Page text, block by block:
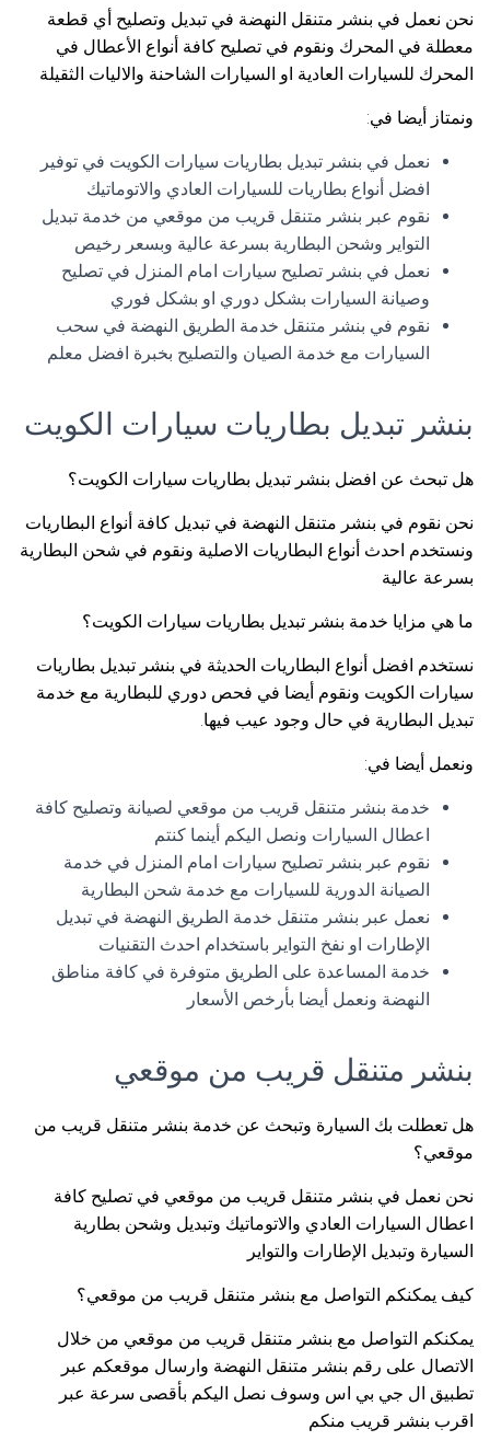
نحن نعمل في بنشر متنقل النهضة في تبديل وتصليح أي قطعة
معطلة في المحرك ونقوم في تصليح كافة أنواع الأعطال في
المحرك للسيارات العادية او السيارات الشاحنة والاليات الثقيلة
ونمتاز أيضا في:
نعمل في بنشر تبديل بطاريات سيارات الكويت في توفير
افضل أنواع بطاريات للسيارات العادي والاتوماتيك
نقوم عبر بنشر متنقل قريب من موقعي من خدمة تبديل
التواير وشحن البطارية بسرعة عالية وبسعر رخيص
نعمل في بنشر تصليح سيارات امام المنزل في تصليح
وصيانة السيارات بشكل دوري او بشكل فوري
نقوم في بنشر متنقل خدمة الطريق النهضة في سحب
السيارات مع خدمة الصيان والتصليح بخبرة افضل معلم
بنشر تبديل بطاريات سيارات الكويت
هل تبحث عن افضل بنشر تبديل بطاريات سيارات الكويت؟
نحن نقوم في بنشر متنقل النهضة في تبديل كافة أنواع البطاريات
ونستخدم احدث أنواع البطاريات الاصلية ونقوم في شحن البطارية
بسرعة عالية
ما هي مزايا خدمة بنشر تبديل بطاريات سيارات الكويت؟
نستخدم افضل أنواع البطاريات الحديثة في بنشر تبديل بطاريات
سيارات الكويت ونقوم أيضا في فحص دوري للبطارية مع خدمة
تبديل البطارية في حال وجود عيب فيها.
ونعمل أيضا في:
خدمة بنشر متنقل قريب من موقعي لصيانة وتصليح كافة
اعطال السيارات ونصل اليكم أينما كنتم
نقوم عبر بنشر تصليح سيارات امام المنزل في خدمة
الصيانة الدورية للسيارات مع خدمة شحن البطارية
نعمل عبر بنشر متنقل خدمة الطريق النهضة في تبديل
الإطارات او نفخ التواير باستخدام احدث التقنيات
خدمة المساعدة على الطريق متوفرة في كافة مناطق
النهضة ونعمل أيضا بأرخص الأسعار
بنشر متنقل قريب من موقعي
هل تعطلت بك السيارة وتبحث عن خدمة بنشر متنقل قريب من
موقعي؟
نحن نعمل في بنشر متنقل قريب من موقعي في تصليح كافة
اعطال السيارات العادي والاتوماتيك وتبديل وشحن بطارية
السيارة وتبديل الإطارات والتواير
كيف يمكنكم التواصل مع بنشر متنقل قريب من موقعي؟
يمكنكم التواصل مع بنشر متنقل قريب من موقعي من خلال
الاتصال على رقم بنشر متنقل النهضة وارسال موقعكم عبر
تطبيق ال جي بي اس وسوف نصل اليكم بأقصى سرعة عبر
اقرب بنشر قريب منكم